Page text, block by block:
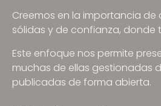
Creemos en la importancia
sólidas y de confianza, donde
Este enfoque nos permite
muchas de ellas gestionadas
publicadas de forma abierta.